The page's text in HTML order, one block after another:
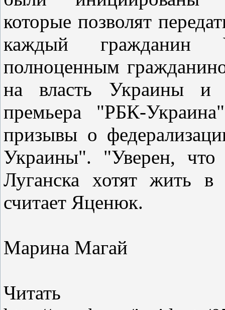
которые позволят
каждый гражданин
полноценным
на власть Украины и
премьера "РБК-
призывы о
Украины". "Уверен,
Луганска хотят жить
считает Яценюк.
Марина Магай
Читать